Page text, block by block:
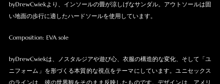
byDrewCwiekより、インソールの畳が涼しげなサンダル。アウトソールは固
い地面の歩行に適したハードソールを使用しています。
Composition: EVA sole
byDrewCwiekは、ノスタルジアや遊び心、衣服の構造的な変化、そして「ユ
ニフォーム」を形づくる本質的な視点をテーマにしています。ユニセックス
のラインは、彼の世界観をそのまま反映したものです。デザインは、アメリ